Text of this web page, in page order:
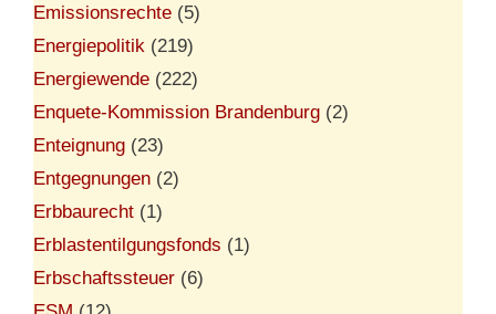
Emissionsrechte (5)
Energiepolitik (219)
Energiewende (222)
Enquete-Kommission Brandenburg (2)
Enteignung (23)
Entgegnungen (2)
Erbbaurecht (1)
Erblastentilgungsfonds (1)
Erbschaftssteuer (6)